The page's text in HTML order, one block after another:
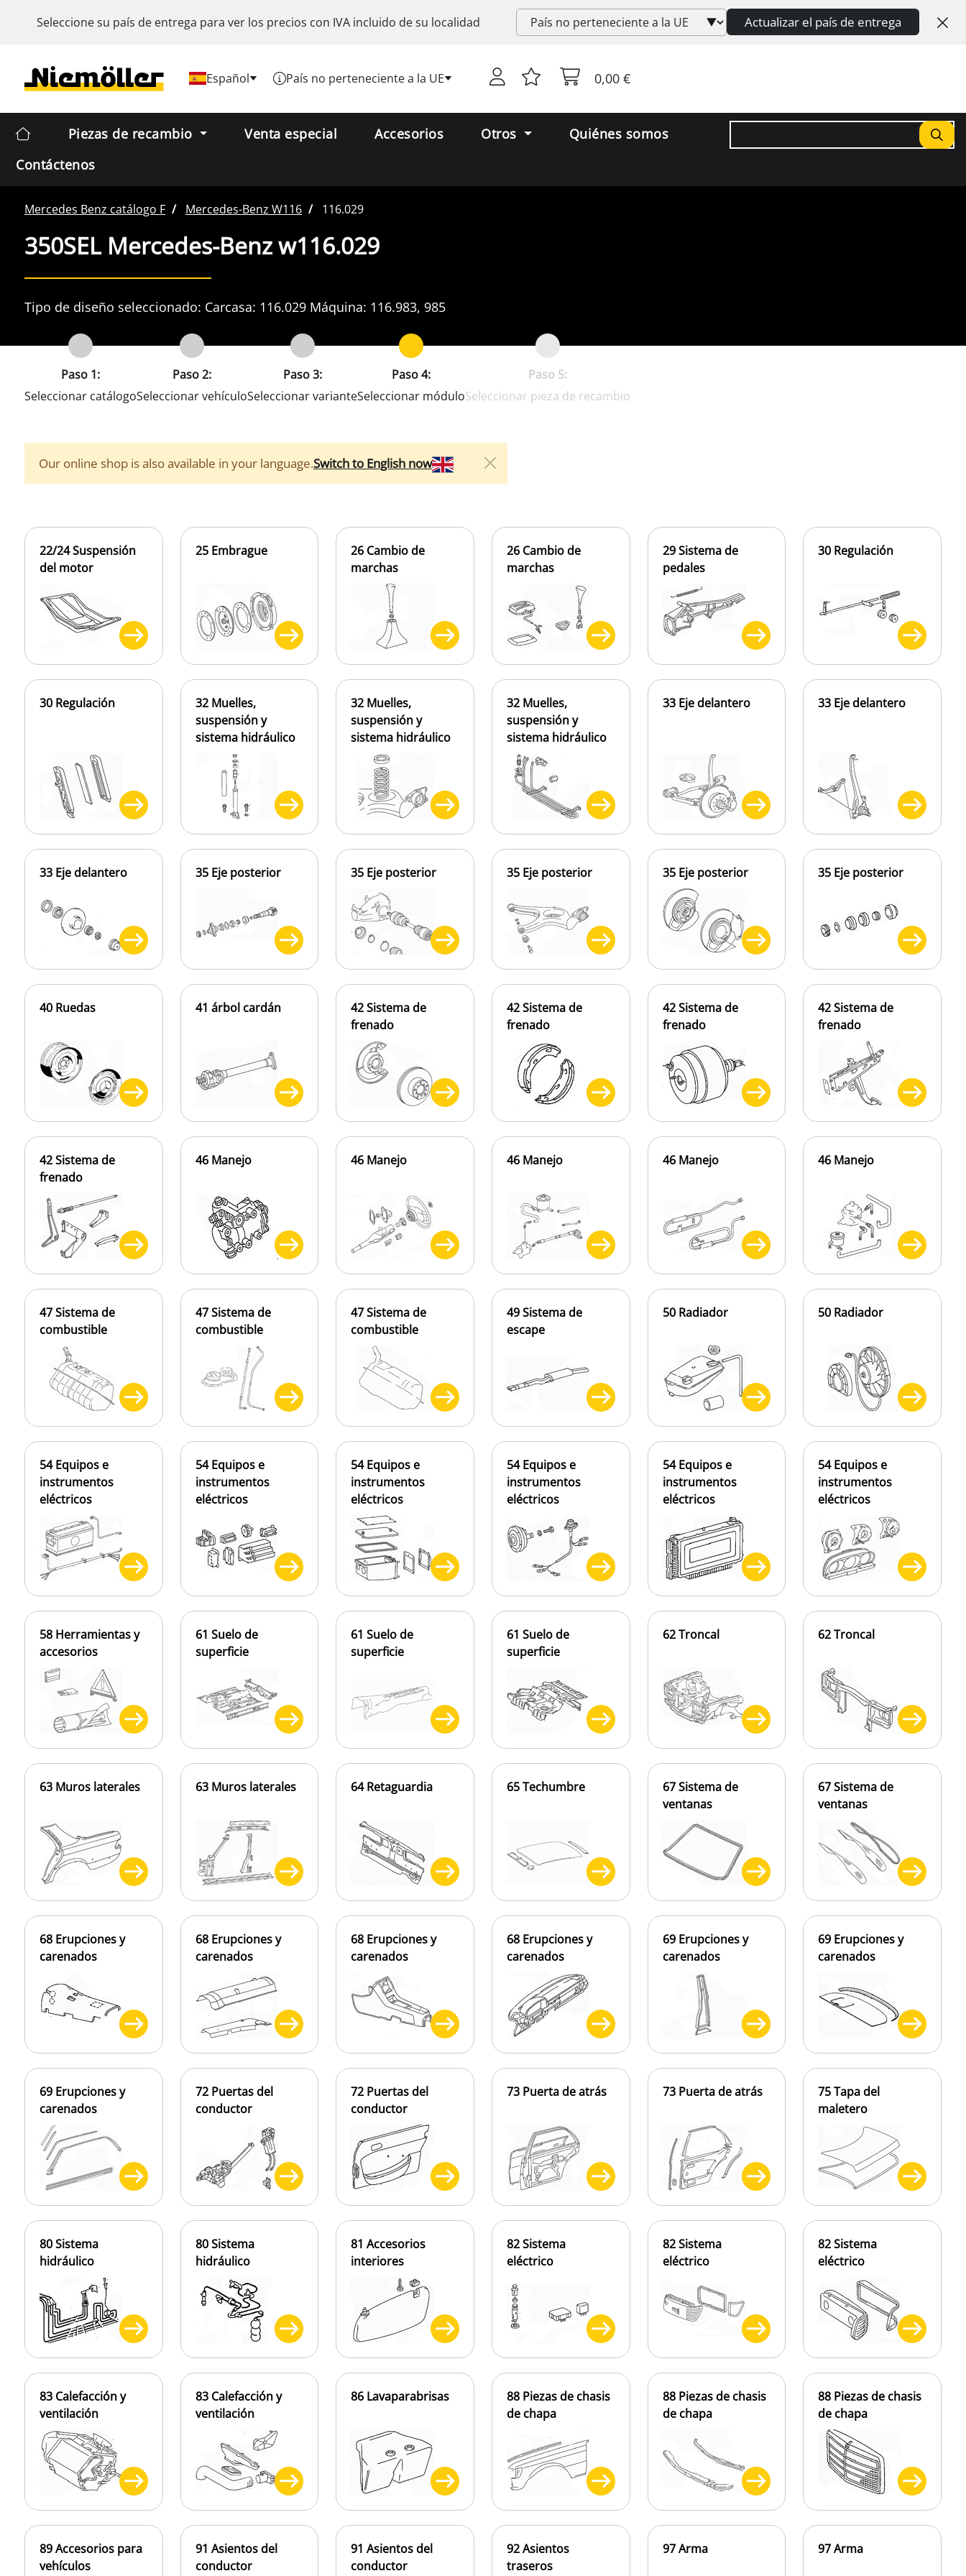
Seleccione su país de entrega para ver los precios con IVAincluido de su localidad Actualizar el país de entrega
Español País no perteneciente a la UE 0,00 €
Piezas de recambio Venta especial Accesorios Otros
Quiénes somos
Contáctenos
Mercedes Benz catálogo F Mercedes-Benz W116 116.029
350SEL Mercedes-Benz w116.029
Tipo de diseño seleccionado: Carcasa: 116.029 Máquina: 116.983, 985
Paso 1:
Seleccionar catálogo
Paso 2:
Seleccionar vehículo
Paso 3:
Seleccionar variante
Paso 4:
Seleccionar módulo
Paso 5:
Seleccionar pieza de recambio
Our online shop is also available in your language.Switch to English now
22/24 Suspensión
del motor
25 Embrague
26 Cambio de
marchas
26 Cambio de
marchas
29 Sistema de
pedales
30 Regulación
30 Regulación
32 Muelles,
suspensión y
sistema hidráulico
32 Muelles,
suspensión y
sistema hidráulico
32 Muelles,
suspensión y
sistema hidráulico
33 Eje delantero 33 Eje delantero
33 Eje delantero 35 Eje posterior 35 Eje posterior 35 Eje posterior 35 Eje posterior 35 Eje posterior
40 Ruedas 41 árbol cardán
42 Sistema de
frenado
42 Sistema de
frenado
42 Sistema de
frenado
42 Sistema de
frenado
42 Sistema de
frenado
46 Manejo 46 Manejo 46 Manejo 46 Manejo 46 Manejo
47 Sistema de
combustible
47 Sistema de
combustible
47 Sistema de
combustible
49 Sistema de
escape
50 Radiador 50 Radiador
54 Equipos e
instrumentos
eléctricos
54 Equipos e
instrumentos
eléctricos
54 Equipos e
instrumentos
eléctricos
54 Equipos e
instrumentos
eléctricos
54 Equipos e
instrumentos
eléctricos
54 Equipos e
instrumentos
eléctricos
58 Herramientas y
accesorios
61 Suelo de
superficie
61 Suelo de
superficie
61 Suelo de
superficie
62 Troncal 62 Troncal
63 Muros laterales 63 Muros laterales 64 Retaguardia 65 Techumbre
67 Sistema de
ventanas
67 Sistema de
ventanas
68 Erupciones y
carenados
68 Erupciones y
carenados
68 Erupciones y
carenados
68 Erupciones y
carenados
69 Erupciones y
carenados
69 Erupciones y
carenados
69 Erupciones y
carenados
72 Puertas del
conductor
72 Puertas del
conductor
73 Puerta de atrás 73 Puerta de atrás
75 Tapa del
maletero
80 Sistema
hidráulico
80 Sistema
hidráulico
81 Accesorios
interiores
82 Sistema
eléctrico
82 Sistema
eléctrico
82 Sistema
eléctrico
83 Calefacción y
ventilación
83 Calefacción y
ventilación
86 Lavaparabrisas
88 Piezas de chasis
de chapa
88 Piezas de chasis
de chapa
88 Piezas de chasis
de chapa
89 Accesorios para
vehículos
91 Asientos del
conductor
91 Asientos del
conductor
92 Asientos
traseros
97 Arma 97 Arma